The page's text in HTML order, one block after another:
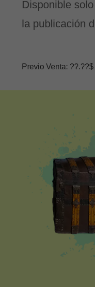
Disponible
la publicación
Previo Venta: ??.??$